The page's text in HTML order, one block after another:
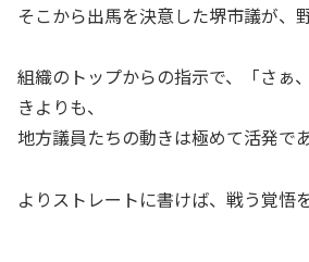
そこから出馬を決意した堺市議が、
組織のトップからの指示で、「さぁ
きよりも、
地方議員たちの動きは極めて活発で
よりストレートに書けば、戦う覚悟